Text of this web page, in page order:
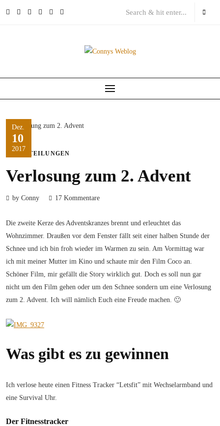
Dez.
10
2017
MITTEILUNGEN
Verlosung zum 2. Advent
by Conny 17 Kommentare
Die zweite Kerze des Adventskranzes brennt und erleuchtet das
Wohnzimmer. Draußen vor dem Fenster fällt seit einer halben Stunde der
Schnee und ich bin froh wieder im Warmen zu sein. Am Vormittag war
ich mit meiner Mutter im Kino und schaute mir den Film Coco an.
Schöner Film, mir gefällt die Story wirklich gut. Doch es soll nun gar
nicht um den Film gehen oder um den Schnee sondern um eine Verlosung
zum 2. Advent. Ich will nämlich Euch eine Freude machen. 🙂
Was gibt es zu gewinnen
Ich verlose heute einen Fitness Tracker “Letsfit” mit Wechselarmband und
eine Survival Uhr.
Der Fitnesstracker